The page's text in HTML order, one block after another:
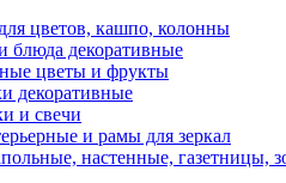
цветов, кашпо, колонны
блюда декоративные
цветы и фрукты
декоративные
и свечи
и рамы для зеркал
настенные, газетницы,